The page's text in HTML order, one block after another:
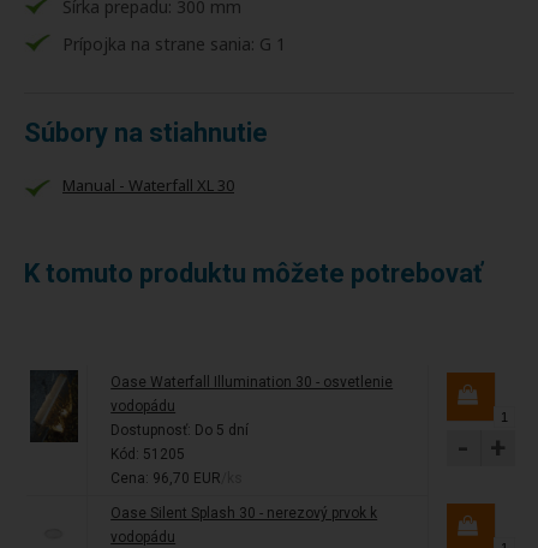
Šírka prepadu: 300 mm
Prípojka na strane sania: G 1
Súbory na stiahnutie
Manual - Waterfall XL 30
K tomuto produktu môžete potrebovať
Oase Waterfall Illumination 30 - osvetlenie
vodopádu
Dostupnosť: Do 5 dní
Kód: 51205
Cena: 96,70 EUR
- +
Oase Silent Splash 30 - nerezový prvok k
vodopádu